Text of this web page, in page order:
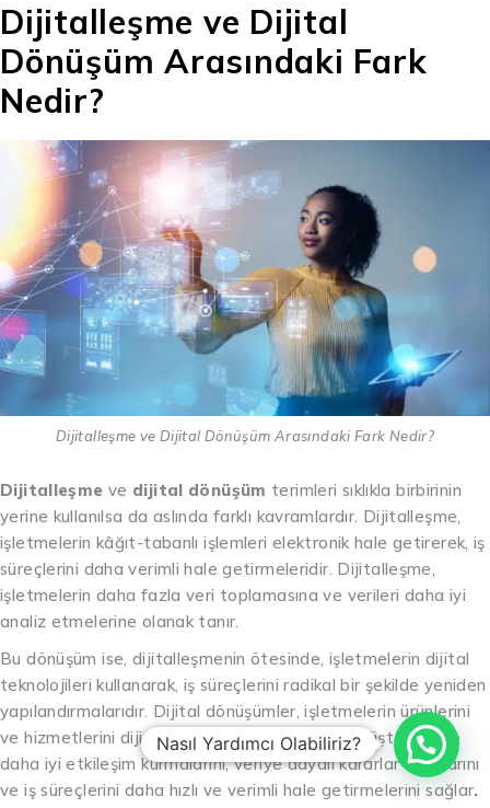
Dijitalleşme ve Dijital
Dönüşüm Arasındaki Fark
Nedir?
Dijitalleşme ve Dijital Dönüşüm Arasındaki Fark Nedir?
Dijitalleşme ve dijital dönüşüm terimleri sıklıkla birbirinin
yerine kullanılsa da aslında farklı kavramlardır. Dijitalleşme,
işletmelerin kâğıt-tabanlı işlemleri elektronik hale getirerek, iş
süreçlerini daha verimli hale getirmeleridir. Dijitalleşme,
işletmelerin daha fazla veri toplamasına ve verileri daha iyi
analiz etmelerine olanak tanır.
Bu dönüşüm ise, dijitalleşmenin ötesinde, işletmelerin dijital
teknolojileri kullanarak, iş süreçlerini radikal bir şekilde yeniden
yapılandırmalarıdır. Dijital dönüşümler, işletmelerin ürünlerini
ve hizmetlerini dijital platformlarda sunarak, müşterileriyle
daha iyi etkileşim kurmalarını, veriye dayalı kararlar almalarını
ve iş süreçlerini daha hızlı ve verimli hale getirmelerini sağlar.
Nasıl Yardımcı Olabiliriz?